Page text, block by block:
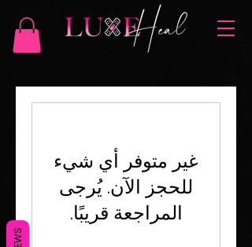
غير متوفر أي شيء
للحجز الآن. يُرجى
المراجعة قريبًا.